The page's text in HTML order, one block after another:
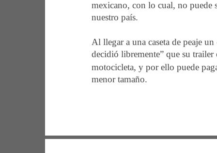
mexicano, con lo cual, no puede
nuestro país.
Al llegar a una caseta de peaje
decidió libremente” que su
motocicleta, y por ello puede
menor tamaño.